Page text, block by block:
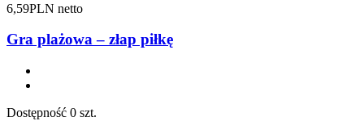
6,59PLN netto
Gra plażowa – złap piłkę
Dostępność 0 szt.